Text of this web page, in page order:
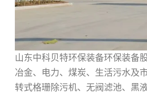
山东中科贝特环保装备环保装备
冶金、电力、煤炭、生活污水及
转式格珊除污机、无阀滤池、黑